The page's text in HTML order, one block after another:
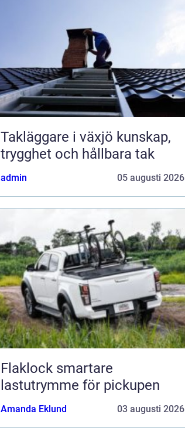
Takläggare i växjö kunskap,
trygghet och hållbara tak
admin 05 augusti 2026
Flaklock smartare
lastutrymme för pickupen
Amanda Eklund 03 augusti 2026